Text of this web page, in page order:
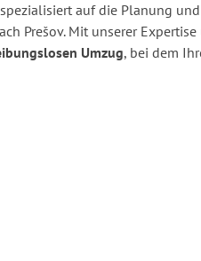
auf die Planung und
Prešov. Mit unserer Expertise
Umzug, bei dem